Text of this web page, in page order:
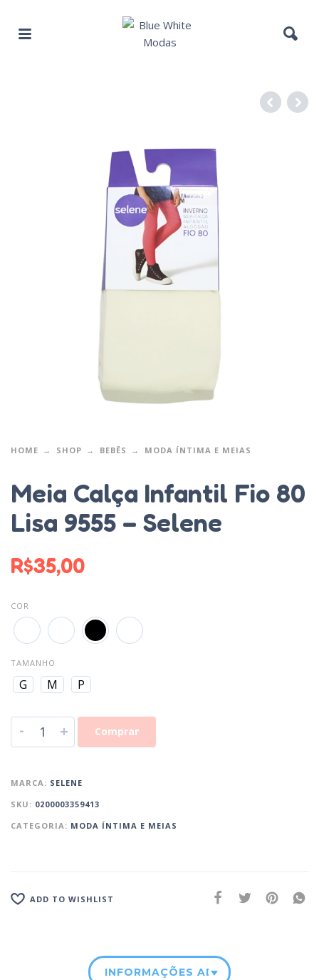
HOME SHOP BEBÊS MODA ÍNTIMA E MEIAS
Meia Calça Infantil Fio 80
Lisa 9555 – Selene
R$35,00
COR
TAMANHO
G M P
- + Comprar
MARCA: SELENE
SKU: 0200003359413
CATEGORIA: MODA ÍNTIMA E MEIAS
ADD TO WISHLIST
INFORMAÇÕES ADICIONAIS